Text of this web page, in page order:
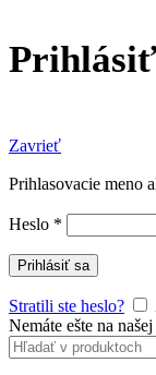
Zavrieť
Prihlasovacie meno
Heslo *
Prihlásiť sa
Stratili ste heslo?
Nemáte ešte na
Search
for: